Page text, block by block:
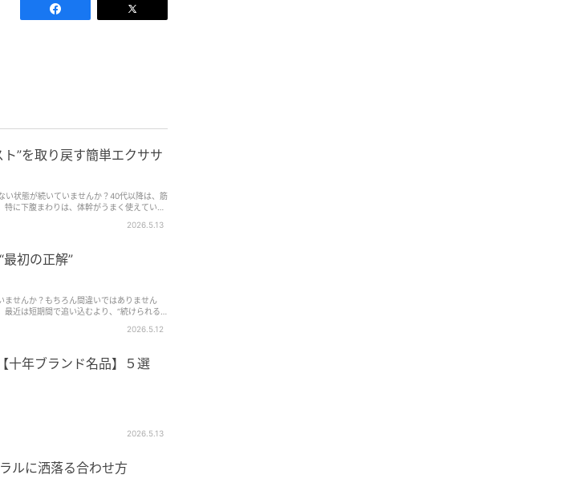
”を取り戻す簡単エクササ
い状態が続いていませんか？40代以降は、筋
に下腹まわりは、体幹がうまく使えていな
2026.5.13
初の正解”
ませんか？もちろん間違いではありません
近は短期間で追い込むより、“続けられる
2026.5.12
十年ブランド名品】５選
2026.5.13
ルに洒落る合わせ方